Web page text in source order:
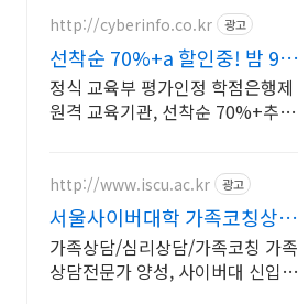
http://cyberinfo.co.kr 광고
선착순 70%+a 할인중! 밤 9시
까지 상담가능!
정식 교육부 평가인정 학점은행제
원격 교육기관, 선착순 70%+추가
득!
http://www.iscu.ac.kr 광고
서울사이버대학 가족코칭상담
과 2026 가을학기 신편입생
가족상담/심리상담/가족코칭 가족
상담전문가 양성, 사이버대 신입생